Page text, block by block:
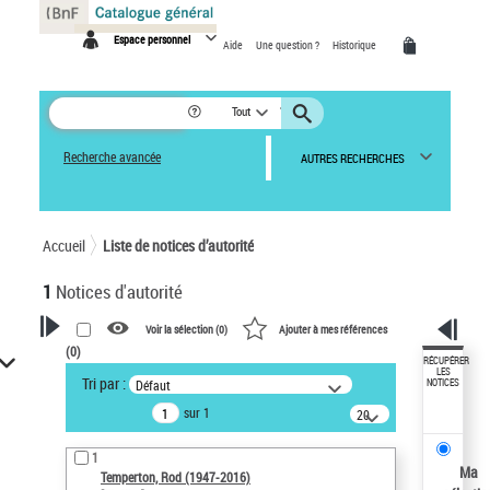
Espace personnel Aide Une question ? Historique
Tout
Recherche avancée AUTRES RECHERCHES
Accueil Liste de notices d’autorité
1 Notices d'autorité
VOTRE RECHERCHE
Recherche avancée dans les
notices d’autorité
Œuvres liées à l'auteur :
Temperton, Rod (1947-2016)
Voir la sélection (0) Ajouter à mes références
(0)
Tri par : Défaut
sur 1
20
résultats/page
1
Temperton, Rod (1947-2016)
RÉCUPÉRER
LES
NOTICES
Ma
Panneau de gestion des cookies